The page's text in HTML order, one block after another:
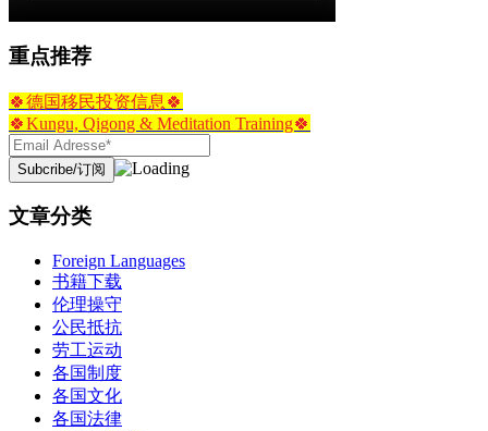
重点推荐
🍀德国移民投资信息🍀
🍀Kungu, Qigong & Meditation Training🍀
文章分类
Foreign Languages
书籍下载
伦理操守
公民抵抗
劳工运动
各国制度
各国文化
各国法律